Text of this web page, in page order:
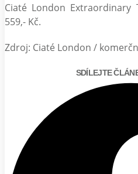
Ciaté London Extraordinary
559,- Kč.
Zdroj: Ciaté London /
SDÍLEJTE